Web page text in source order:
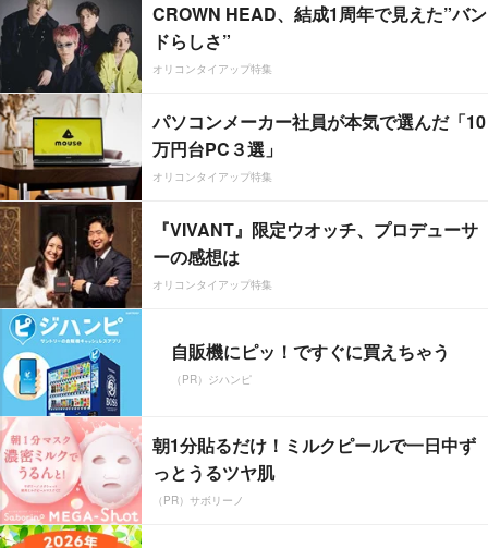
CROWN HEAD、結成1周年で見えた”バン
ドらしさ”
オリコンタイアップ特集
パソコンメーカー社員が本気で選んだ「10
万円台PC３選」
オリコンタイアップ特集
『VIVANT』限定ウオッチ、プロデューサ
ーの感想は
オリコンタイアップ特集
自販機にピッ！ですぐに買えちゃう
（PR）ジハンピ
朝1分貼るだけ！ミルクピールで一日中ず
っとうるツヤ肌
（PR）サボリーノ